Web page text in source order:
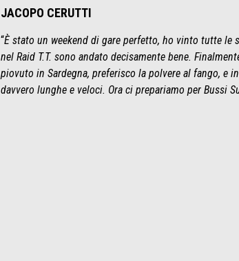
JACOPO CERUTTI
“È stato un weekend di gare perfetto, ho vinto tutte le
nel Raid T.T. sono andato decisamente bene.
piovuto in Sardegna, preferisco la polvere al fango, e
davvero lunghe e veloci. Ora ci prepariamo per Bussi